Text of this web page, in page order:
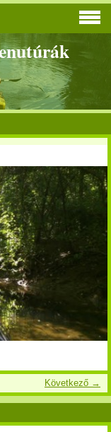
Következő →